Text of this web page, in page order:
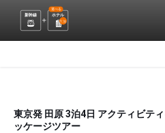
新幹線 ホテル
選べる
1 泊
東京発 田原 3泊4日 アクティビテ
ッケージツアー